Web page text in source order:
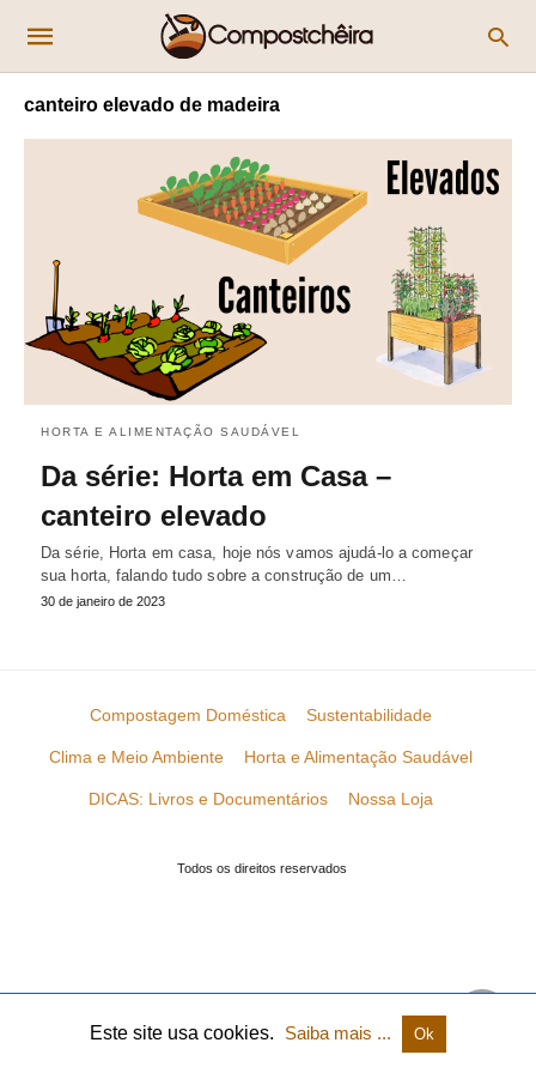
canteiro elevado de madeira
HORTA E ALIMENTAÇÃO SAUDÁVEL
Da série: Horta em Casa –
canteiro elevado
Da série, Horta em casa, hoje nós vamos ajudá-lo a começar
sua horta, falando tudo sobre a construção de um…
30 de janeiro de 2023
Compostagem Doméstica Sustentabilidade
Clima e Meio Ambiente Horta e Alimentação Saudável
DICAS: Livros e Documentários Nossa Loja
Todos os direitos reservados
Este site usa cookies. Saiba mais ... Ok